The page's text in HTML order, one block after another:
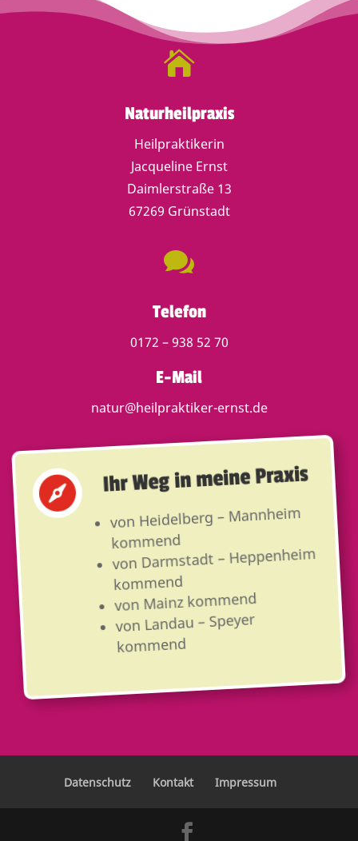

Naturheilpraxis
Heilpraktikerin
Jacqueline Ernst
Daimlerstraße 13
67269 Grünstadt

Telefon
0172 – 938 52 70
E-Mail
natur@heilpraktiker-ernst.de
 Ihr Weg in meine Praxis
von Heidelberg – Mannheim
kommend
von Darmstadt – Heppenheim
kommend
von Mainz kommend
von Landau – Speyer
kommend
Datenschutz Kontakt Impressum